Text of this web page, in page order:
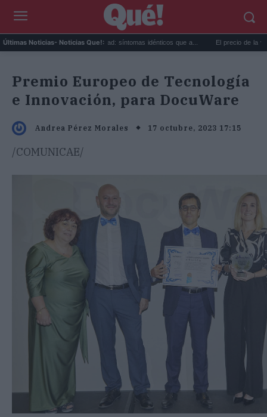
Últimas Noticias- Noticias Que!:
Calor extremo y ansiedad: síntomas idénticos que a... El precio de la vivienda
Premio Europeo de Tecnología
e Innovación, para DocuWare
Andrea Pérez Morales 17 octubre, 2023 17:15
/COMUNICAE/